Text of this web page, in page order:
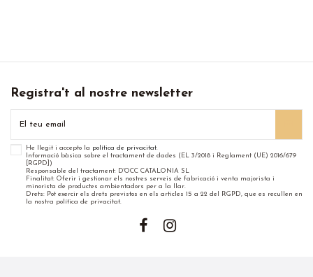
Registra't al nostre newsletter
He llegit i accepto la política de privacitat.
Informació bàsica sobre el tractament de dades (EL 3/2018 i Reglament (UE) 2016/679
[RGPD])
Responsable del tractament: D'OCC CATALONIA SL
Finalitat: Oferir i gestionar els nostres serveis de fabricació i venta majorista i
minorista de productes ambientadors per a la llar.
Drets: Pot exercir els drets previstos en els articles 15 a 22 del RGPD, que es recullen en
la nostra política de privacitat.